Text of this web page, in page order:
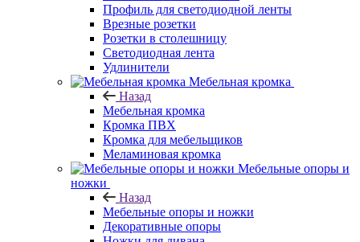
Профиль для светодиодной ленты
Врезные розетки
Розетки в столешницу
Светодиодная лента
Удлинители
Мебельная кромка
Назад
Мебельная кромка
Кромка ПВХ
Кромка для мебельщиков
Меламиновая кромка
Мебельные опоры и
ножки
Назад
Мебельные опоры и ножки
Декоративные опоры